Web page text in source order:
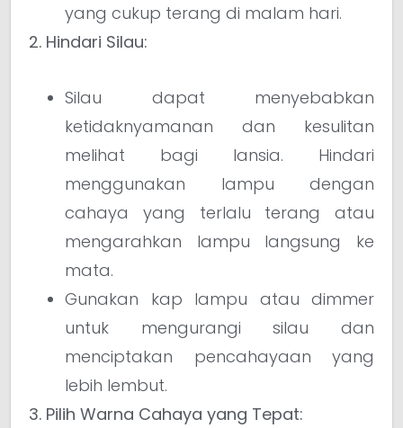
yang cukup terang di malam hari.
2. Hindari Silau:
Silau dapat menyebabkan
ketidaknyamanan dan kesulitan
melihat bagi lansia. Hindari
menggunakan lampu dengan
cahaya yang terlalu terang atau
mengarahkan lampu langsung ke
mata.
Gunakan kap lampu atau dimmer
untuk mengurangi silau dan
menciptakan pencahayaan yang
lebih lembut.
3. Pilih Warna Cahaya yang Tepat: